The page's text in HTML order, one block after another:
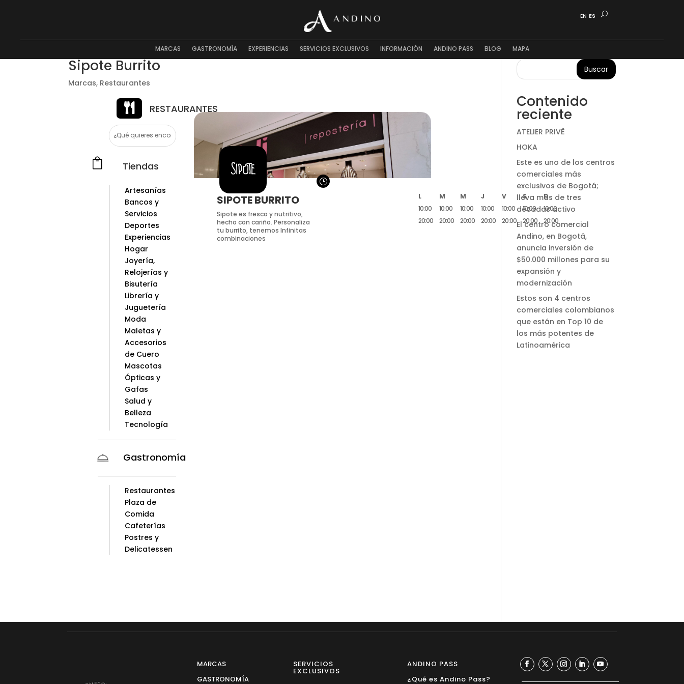
EN ES
MARCAS GASTRONOMÍA EXPERIENCIAS SERVICIOS EXCLUSIVOS INFORMACIÓN ANDINO PASS BLOG MAPA
Sipote Burrito
Marcas, Restaurantes
 Tiendas
Artesanías
Bancos y
Servicios
Deportes
Experiencias
Hogar
Joyería,
Relojerías y
Bisutería
Librería y
Juguetería
Moda
Maletas y
Accesorios
de Cuero
Mascotas
Ópticas y
Gafas
Salud y
Belleza
Tecnología
Gastronomía
Restaurantes
Plaza de
Comida
Cafeterías
Postres y
Delicatessen
 RESTAURANTES
SIPOTE BURRITO
Sipote es fresco y nutritivo,
hecho con cariño. Personaliza
tu burrito, tenemos Infinitas
combinaciones
L M M J V S
D
10:00
20:00
10:00
20:00
10:00
20:00
10:00
20:00
10:00
20:00
10:00
20:00
10:00
20:00
}
Buscar
Contenido
reciente
ATELIER PRIVÊ
HOKA
Este es uno de los centros
comerciales más
exclusivos de Bogotá;
lleva más de tres
décadas activo
El centro comercial
Andino, en Bogotá,
anuncia inversión de
$50.000 millones para su
expansión y
modernización
Estos son 4 centros
comerciales colombianos
que están en Top 10 de
los más potentes de
Latinoamérica
MARCAS
GASTRONOMÍA
SERVICIOS
EXCLUSIVOS
ANDINO PASS
¿Qué es Andino Pass?